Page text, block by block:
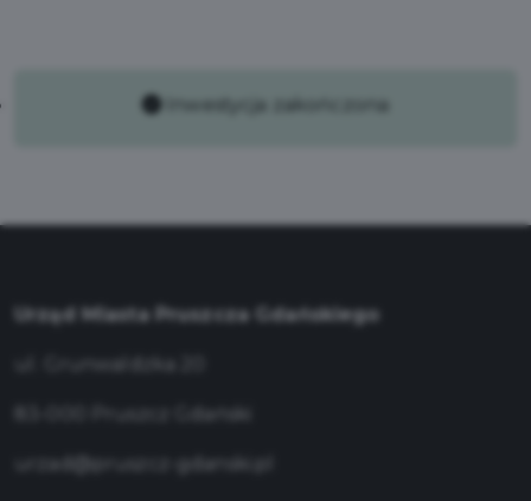
Inwestycja zakończona
Urząd Miasta Pruszcza Gdańskiego
urzad@pruszcz-gdanski.pl